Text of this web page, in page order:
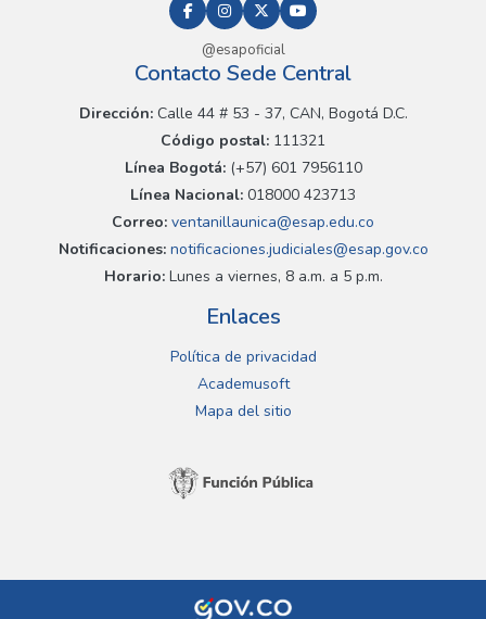
@esapoficial
Contacto Sede Central
Dirección:Calle 44 # 53 - 37, CAN, Bogotá D.C.
Código postal: 111321
Línea Bogotá:(+57) 601 7956110
Línea Nacional: 018000 423713
Correo: ventanillaunica@esap.edu.co
Notificaciones:notificaciones.judiciales@esap.gov.co
Horario:Lunes a viernes, 8 a.m. a 5 p.m.
Enlaces
Política de privacidad
Academusoft
Mapa del sitio